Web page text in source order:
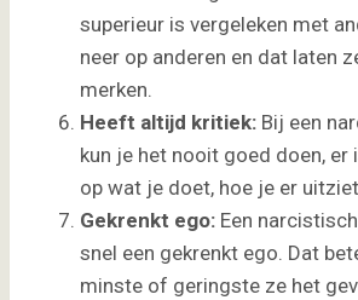
superieur is vergeleken met
neer op anderen en dat laten
merken.
Heeft altijd kritiek: Bij een
kun je het nooit goed doen,
op wat je doet, hoe je er
Gekrenkt ego: Een
snel een gekrenkt ego. Dat
minste of geringste ze het